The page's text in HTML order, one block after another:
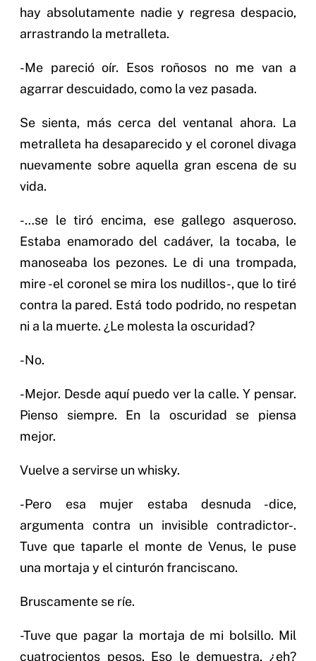
hay absolutamente nadie y regresa despacio,
arrastrando la metralleta.
-Me pareció oír. Esos roñosos no me van a
agarrar descuidado, como la vez pasada.
Se sienta, más cerca del ventanal ahora. La
metralleta ha desaparecido y el coronel divaga
nuevamente sobre aquella gran escena de su
vida.
-…se le tiró encima, ese gallego asqueroso.
Estaba enamorado del cadáver, la tocaba, le
manoseaba los pezones. Le di una trompada,
mire -el coronel se mira los nudillos-, que lo tiré
contra la pared. Está todo podrido, no respetan
ni a la muerte. ¿Le molesta la oscuridad?
-No.
-Mejor. Desde aquí puedo ver la calle. Y pensar.
Pienso siempre. En la oscuridad se piensa
mejor.
Vuelve a servirse un whisky.
-Pero esa mujer estaba desnuda -dice,
argumenta contra un invisible contradictor-.
Tuve que taparle el monte de Venus, le puse
una mortaja y el cinturón franciscano.
Bruscamente se ríe.
-Tuve que pagar la mortaja de mi bolsillo. Mil
cuatrocientos pesos. Eso le demuestra, ¿eh?